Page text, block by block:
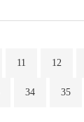
11 12
34 35